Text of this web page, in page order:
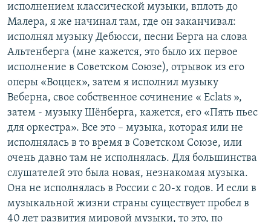
исполнением классической музыки, вплоть до
Малера, я же начинал там, где он заканчивал:
исполнял музыку Дебюсси, песни Берга на слова
Альтенберга (мне кажется, это было их первое
исполнение в Советском Союзе), отрывок из его
оперы «Воццек», затем я исполнил музыку
Веберна, свое собственное сочинение « Eclats »,
затем - музыку Шёнберга, кажется, его «Пять пьес
для оркестра». Все это – музыка, которая или не
исполнялась в то время в Советском Союзе, или
очень давно там не исполнялась. Для большинства
слушателей это была новая, незнакомая музыка.
Она не исполнялась в России с 20-х годов. И если в
музыкальной жизни страны существует пробел в
40 лет развития мировой музыки, то это, по